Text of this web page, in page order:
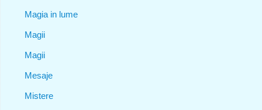
Magia in lume
Magii
Magii
Mesaje
Mistere